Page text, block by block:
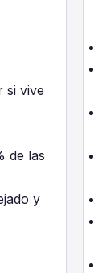
si vive
de las
y